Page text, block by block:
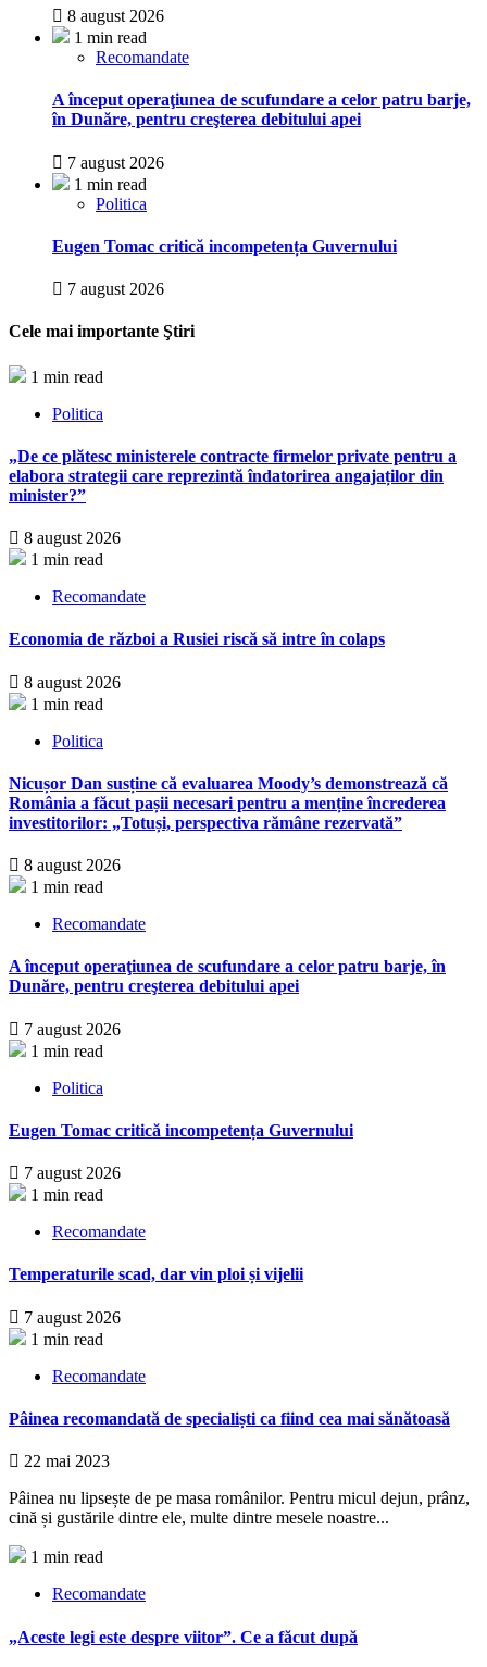
8 august 2026
1 min read
Recomandate
A început operaţiunea de scufundare a celor patru barje,
în Dunăre, pentru creşterea debitului apei
7 august 2026
1 min read
Politica
Eugen Tomac critică incompetența Guvernului
7 august 2026
Cele mai importante Ştiri
1 min read
Politica
„De ce plătesc ministerele contracte firmelor private pentru a
elabora strategii care reprezintă îndatorirea angajaților din
minister?”
8 august 2026
1 min read
Recomandate
Economia de război a Rusiei riscă să intre în colaps
8 august 2026
1 min read
Politica
Nicușor Dan susține că evaluarea Moody’s demonstrează că
România a făcut pașii necesari pentru a menține încrederea
investitorilor: „Totuși, perspectiva rămâne rezervată”
8 august 2026
1 min read
Recomandate
A început operaţiunea de scufundare a celor patru barje, în
Dunăre, pentru creşterea debitului apei
7 august 2026
1 min read
Politica
Eugen Tomac critică incompetența Guvernului
7 august 2026
1 min read
Recomandate
Temperaturile scad, dar vin ploi și vijelii
7 august 2026
1 min read
Recomandate
Pâinea recomandată de specialiști ca fiind cea mai sănătoasă
22 mai 2023
Pâinea nu lipsește de pe masa românilor. Pentru micul dejun, prânz,
cină și gustările dintre ele, multe dintre mesele noastre...
1 min read
Recomandate
„Aceste legi este despre viitor”. Ce a făcut după